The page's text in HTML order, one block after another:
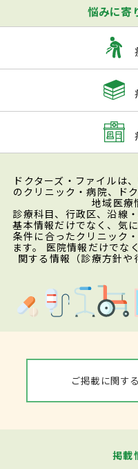
悩みに寄
ドクターズ・ファイルは
のクリニック・病院、ド
地域医療
診療科目、行政区、沿線
基本情報だけでなく、気
条件に合ったクリニック
ます。 医院情報だけでな
関する情報（診療方針や
ご掲載に関す
掲載